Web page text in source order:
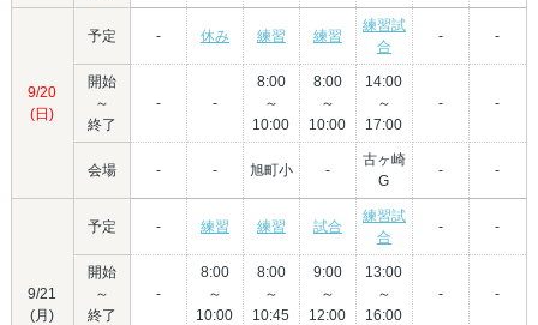
9/20
(日)
予定 - 休み 練習 練習
練習試
合
- -
開始
～
終了
- -
8:00
～
10:00
8:00
～
10:00
14:00
～
17:00
- -
会場 - - 旭町小 -
古ヶ崎
G
- -
9/21
(月)
予定 - 練習 練習 試合
練習試
合
- -
開始
～
終了
-
8:00
～
10:00
8:00
～
10:45
9:00
～
12:00
13:00
～
16:00
- -